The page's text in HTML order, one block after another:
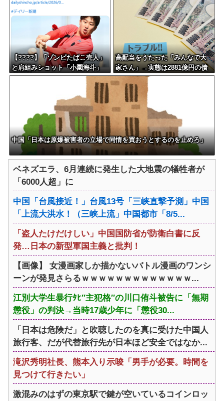
【????】「ゾンビたばこ売人」
と肩組みショット「小園海斗」
に注がれる“厳しい視線” 「レ
ギュラー剥奪も選択肢のひとつ
高配当をうたった「みんなで大
家さん」→実態は2881億円の債
務超過
中国「日本は原爆被害者の立場で同情を買おうとするのを止めろ」
ベネズエラ、6月連続に発生した大地震の犠牲者が
「6000人超」に
中国「台風接近！」台風13号「三峡直撃予測」中国
「上流大洪水！（三峡上流」中国都市「8/5...
「盗人たけだけしい」中国国防省が防衛白書に反
発…日本の新型軍国主義と批判！
【画像】 女漫画家しか描かないバトル漫画のワンシ
ーンが発見さらるｗｗｗｗｗｗｗｗｗｗｗｗｗ...
江別大学生暴行ﾀﾋ″主犯格″の川口侑斗被告に「無期
懲役」の判決→当時17歳少年に「懲役30...
「日本は危険だ」と吹聴したのを真に受けた中国人
旅行客、だが代替旅行先が日本ほど安全ではなか...
滝沢秀明社長、熊本入り示唆「男手が必要。時間を
見つけて行きたい」
激混みのはずの東京駅で鍵が空いているコインロッ